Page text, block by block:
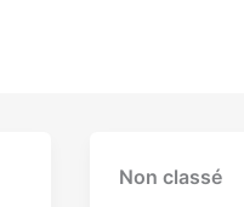
Non classé